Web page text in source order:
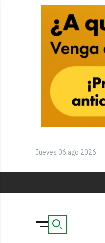
Jueves 06 ago 2026